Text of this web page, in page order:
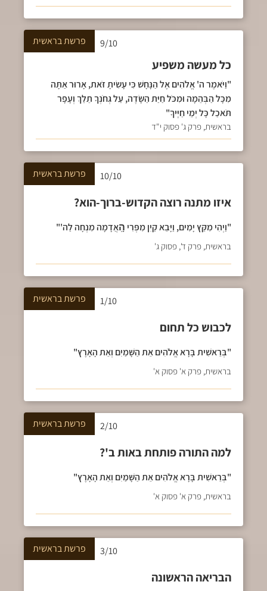
9/10 פרשתבראשית
כל מעשה משפיע
"וַיֹּאמֶר ה' אֱלֹהִים אֶל הַנָּחָשׁ כִּי עָשִׂיתָ זֹּאת, אָרוּר אַתָּה
מִכָּל הַבְּהֵמָה וּמִכֹּל חַיַּת הַשָּׂדֶה, עַל גְּחֹנְךָ תֵלֵךְ וְעָפָר
תֹּאכַל כָּל יְמֵי חַיֶּיךָ"
בראשית, פרק ג' פסוק י"ד
10/10 פרשתבראשית
איזו מתנה רוצה הקדוש-ברוך-הוא?
"וַיְהִי מִקֵּץ יָמִים, וַיָּבֵא קַיִן מִפְּרִי הָֽאֲדָמָה מִנְחָה לַה'"
בראשית, פרק ד', פסוק ג'
1/10 פרשתבראשית
לכבוש כל תחום
"בְּרֵאשִׁית בָּרָא אֱלֹהִים אֵת הַשָּׁמַיִם וְאֵת הָאָרֶץ"
בראשית, פרק א' פסוק א'
2/10 פרשתבראשית
למה התורה פותחת באות ב'?
"בְּרֵאשִׁית בָּרָא אֱלֹהִים אֵת הַשָּׁמַיִם וְאֵת הָאָרֶץ"
בראשית, פרק א' פסוק א'
3/10 פרשתבראשית
הבריאה הראשונה